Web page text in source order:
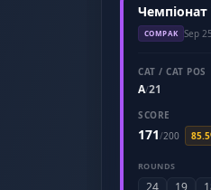
COMPAK Sep
CAT / CAT POS
A/21
SCORE
171/200
ROUNDS
24 19